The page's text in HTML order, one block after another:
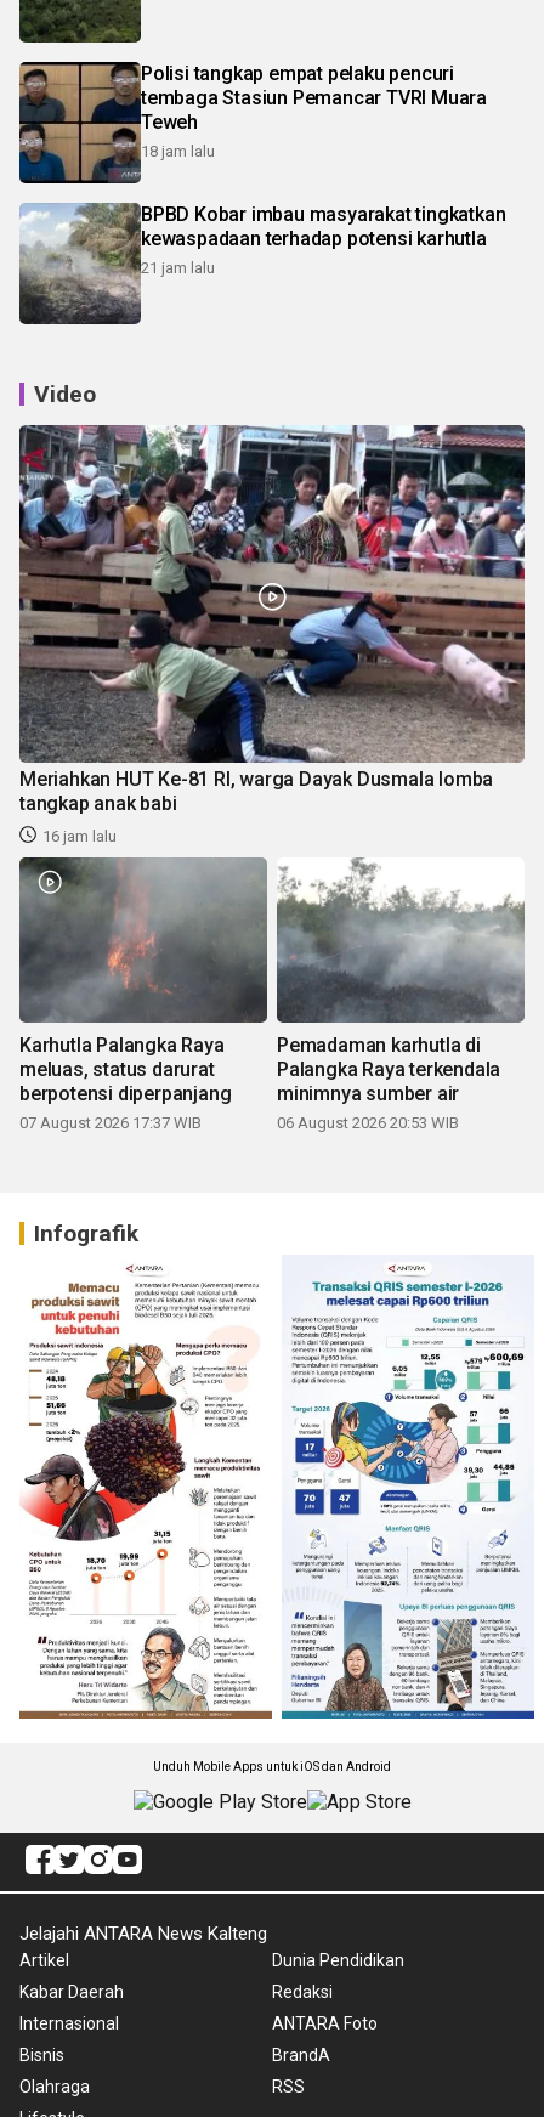
Polisi tangkap empat pelaku pencuri
tembaga Stasiun Pemancar TVRI Muara
Teweh
18 jam lalu
BPBD Kobar imbau masyarakat tingkatkan
kewaspadaan terhadap potensi karhutla
21 jam lalu
Video
Meriahkan HUT Ke-81 RI, warga Dayak Dusmala lomba
tangkap anak babi
16 jam lalu
Karhutla Palangka Raya
meluas, status darurat
berpotensi diperpanjang
07 August 2026 17:37 WIB
Pemadaman karhutla di
Palangka Raya terkendala
minimnya sumber air
06 August 2026 20:53 WIB
Infografik
Unduh Mobile Apps untuk iOS dan Android
Jelajahi ANTARA News Kalteng
Artikel
Kabar Daerah
Internasional
Bisnis
Olahraga
Dunia Pendidikan
Redaksi
ANTARA Foto
BrandA
RSS